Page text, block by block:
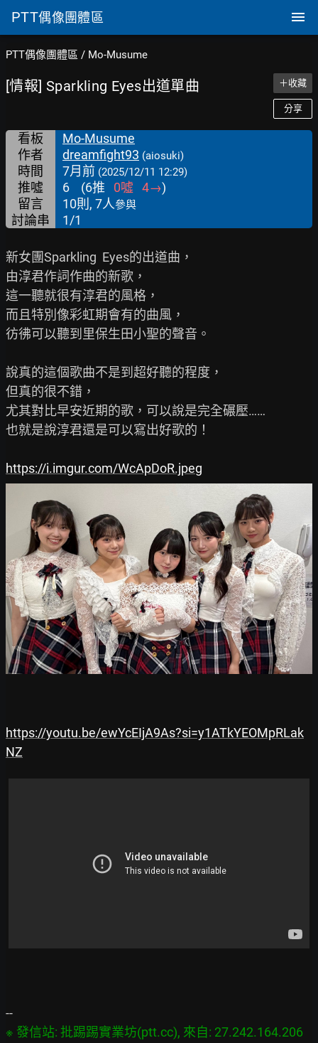
PTT偶像團體區
PTT偶像團體區 / Mo-Musume
[情報] Sparkling Eyes出道單曲 ＋收藏
分享
看板
Mo-Musume
作者
dreamfight93 (aiosuki)
時間 7月前 (2025/12/11 12:29)
推噓 6 (6推 0噓 4→)
留言
10則, 7人參與
討論串 1/1
新女團Sparkling  Eyes的出道曲，
由淳君作詞作曲的新歌，
這一聽就很有淳君的風格，
而且特別像彩虹期會有的曲風，
彷彿可以聽到里保生田小聖的聲音。
說真的這個歌曲不是到超好聽的程度，
但真的很不錯，
尤其對比早安近期的歌，可以說是完全碾壓……
也就是說淳君還是可以寫出好歌的！
https://i.imgur.com/WcApDoR.jpeg
https://youtu.be/ewYcEIjA9As?si=y1ATkYEOMpRLak
NZ
※ 發信站: 批踢踢實業坊(ptt.cc), 來自: 27.242.164.206